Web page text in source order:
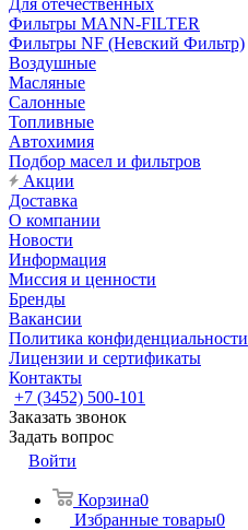
Для отечественных
Фильтры MANN-FILTER
Фильтры NF (Невский Фильтр)
Воздушные
Масляные
Салонные
Топливные
Автохимия
Подбор масел и фильтров
Акции
Доставка
О компании
Новости
Информация
Миссия и ценности
Бренды
Вакансии
Политика конфиденциальности
Лицензии и сертификаты
Контакты
+7 (3452) 500-101
Заказать звонок
Задать вопрос
Войти
Корзина0
Избранные товары0